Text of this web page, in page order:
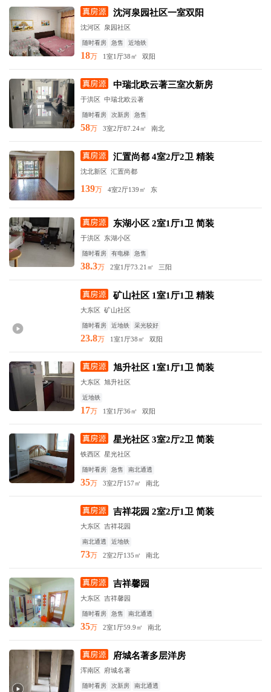
沈河泉园社区一室双阳
沈河区 泉园社区
随时看房 急售 近地铁
18万 1室1厅38㎡ 双阳
中瑞北欧云著三室次新房
于洪区 中瑞北欧云著
随时看房 次新房 急售
58万 3室2厅87.24㎡ 南北
汇置尚都 4室2厅2卫 精装
沈北新区 汇置尚都
139万 4室2厅139㎡ 东
东湖小区 2室1厅1卫 简装
于洪区 东湖小区
随时看房 有电梯 急售
38.3万 2室1厅73.21㎡ 三阳
矿山社区 1室1厅1卫 精装
大东区 矿山社区
随时看房 近地铁 采光较好
23.8万 1室1厅38㎡ 双阳
旭升社区 1室1厅1卫 简装
大东区 旭升社区
近地铁
17万 1室1厅36㎡ 双阳
星光社区 3室2厅2卫 简装
铁西区 星光社区
随时看房 急售 南北通透
35万 3室2厅157㎡ 南北
吉祥花园 2室2厅1卫 简装
大东区 吉祥花园
南北通透 近地铁
73万 2室2厅135㎡ 南北
吉祥馨园
大东区 吉祥馨园
随时看房 急售 南北通透
35万 2室1厅59.9㎡ 南北
府城名著多层洋房
浑南区 府城名著
随时看房 次新房 南北通透